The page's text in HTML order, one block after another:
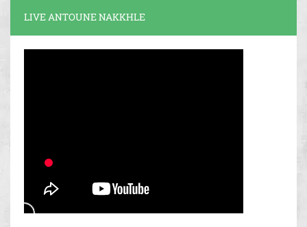
LIVE ANTOUNE NAKKHLE